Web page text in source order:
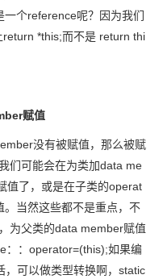
个reference呢？因为我们
*this;而不是 return thi
赋值
没有被赋值，那么被赋
们可能会在为类加data me
值了，或是在子类的operat
当然这些都不是重点，不
为父类的data member赋值
：：operator=(this);如果编
可以做类型转换啊，static